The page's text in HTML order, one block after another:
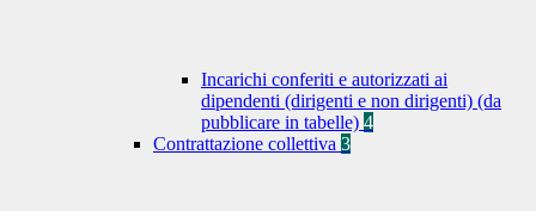
Incarichi conferiti e autorizzati ai
dipendenti (dirigenti e non dirigenti) (da
pubblicare in tabelle) 4
Contrattazione collettiva 3